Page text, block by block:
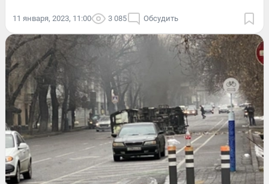
11 января, 2023, 11:00 3 085 Обсудить